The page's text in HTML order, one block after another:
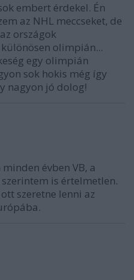
embert érdekel. Én
az NHL meccseket, de
országok
olimpián...
egy olimpián
sok hokis még így
nagyon jó dolog!
évben VB, a
is értelmetlen.
szeretne lenni az